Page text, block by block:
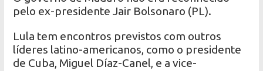
pelo ex-presidente Jair Bolsonaro (PL).
Lula tem encontros previstos com outros
líderes latino-americanos, como o presidente
de Cuba, Miguel Díaz-Canel, e a vice-